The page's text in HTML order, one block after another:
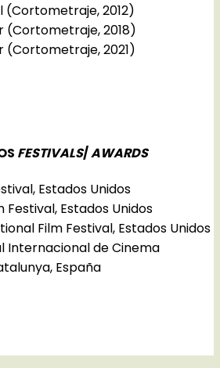
(Cortometraje, 2012)
(Cortometraje, 2018)
(Cortometraje, 2021)
FESTIVALS/AWARDS
Estados Unidos
Festival, Estados Unidos
Film Festival, Estados Unidos
Internacional de Cinema
España